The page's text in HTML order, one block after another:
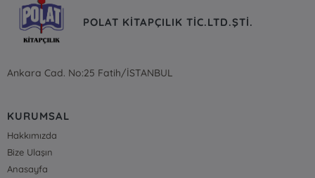
POLAT KİTAPÇILIK TİC.LTD.ŞTİ.
Ankara Cad. No:25 Fatih/İSTANBUL
KURUMSAL
Hakkımızda
Bize Ulaşın
Anasayfa